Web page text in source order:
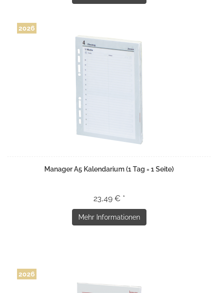
2026
Manager A5 Kalendarium (1 Tag = 1 Seite)
23,49 € *
Mehr Informationen
2026